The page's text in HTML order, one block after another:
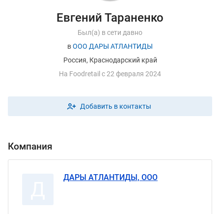
Евгений Тараненко
Был(а) в сети давно
вООО ДАРЫ АТЛАНТИДЫ
Россия, Краснодарский край
На Foodretail с 22 февраля 2024
Добавить в контакты
Компания
ДАРЫ АТЛАНТИДЫ, ООО